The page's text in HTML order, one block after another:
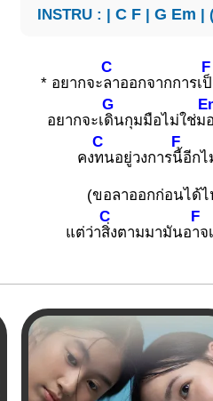
INSTRU : | C F| G Em |
* อยากจะ
C
ลาออกจากการเ
F
อยากจะเ
G
ดินกุมมือไม่ใช่ม
คง
C
ทนอยู่วงการ
F
นี้อีกไ
(ขอลาออกก่อนได้
แต่ว่า
C
สิ่งตามมามันอ
F
าจ